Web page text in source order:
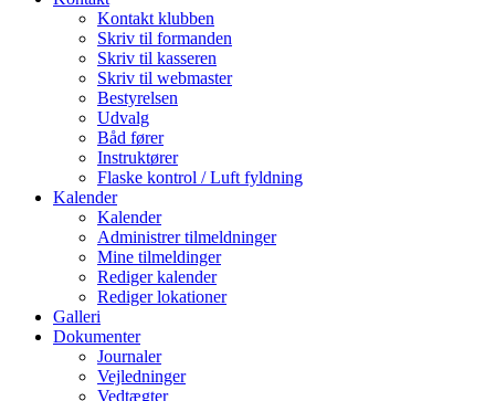
Kontakt klubben
Skriv til formanden
Skriv til kasseren
Skriv til webmaster
Bestyrelsen
Udvalg
Båd fører
Instruktører
Flaske kontrol / Luft fyldning
Kalender
Kalender
Administrer tilmeldninger
Mine tilmeldinger
Rediger kalender
Rediger lokationer
Galleri
Dokumenter
Journaler
Vejledninger
Vedtægter